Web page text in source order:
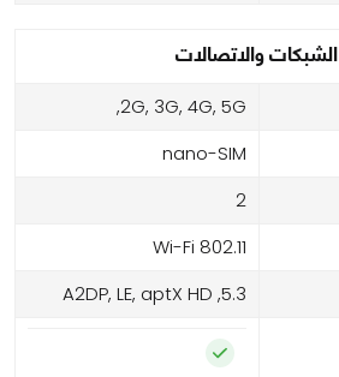
الشبكات والاتصالات
2G, 3G, 4G, 5G,
nano-SIM
2
Wi-Fi 802.11
5.3, A2DP, LE, aptX HD